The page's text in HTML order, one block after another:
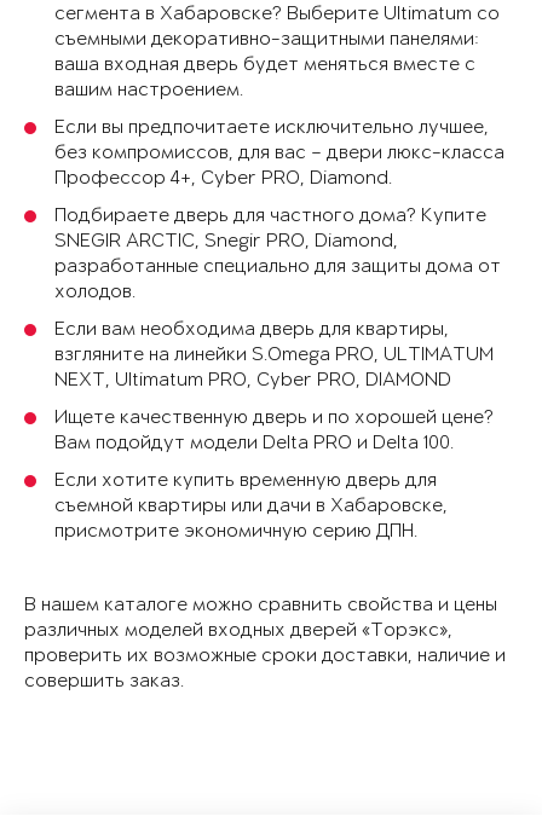
сегмента в Хабаровске? Выберите Ultimatum со
съемными декоративно-защитными панелями:
ваша входная дверь будет меняться вместе с
вашим настроением.
Если вы предпочитаете исключительно лучшее,
без компромиссов, для вас – двери люкс-класса
Профессор 4+, Cyber PRO, Diamond.
Подбираете дверь для частного дома? Купите
SNEGIR ARCTIC, Snegir PRO, Diamond,
разработанные специально для защиты дома от
холодов.
Если вам необходима дверь для квартиры,
взгляните на линейки S.Omega PRO, ULTIMATUM
NEXT, Ultimatum PRO, Cyber PRO, DIAMOND
Ищете качественную дверь и по хорошей цене?
Вам подойдут модели Delta PRO и Delta 100.
Если хотите купить временную дверь для
съемной квартиры или дачи в Хабаровске,
присмотрите экономичную серию ДПН.
В нашем каталоге можно сравнить свойства и цены
различных моделей входных дверей «Торэкс»,
проверить их возможные сроки доставки, наличие и
совершить заказ.